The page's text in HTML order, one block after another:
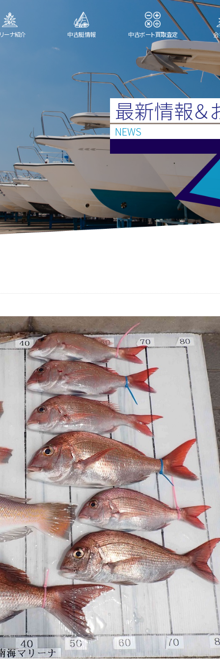
ーナ紹介 中古艇情報 中古ボート買取査定
最新情報＆
NEWS